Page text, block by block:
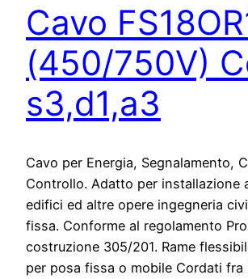
Cavo
(450/750V)
s3,d1,a3
Cavo per Energia, Segnalamento,
Controllo. Adatto per installazione
edifici ed altre opere ingegneria
fissa. Conforme al regolamento
costruzione 305/201. Rame
per posa fissa o mobile Cordati